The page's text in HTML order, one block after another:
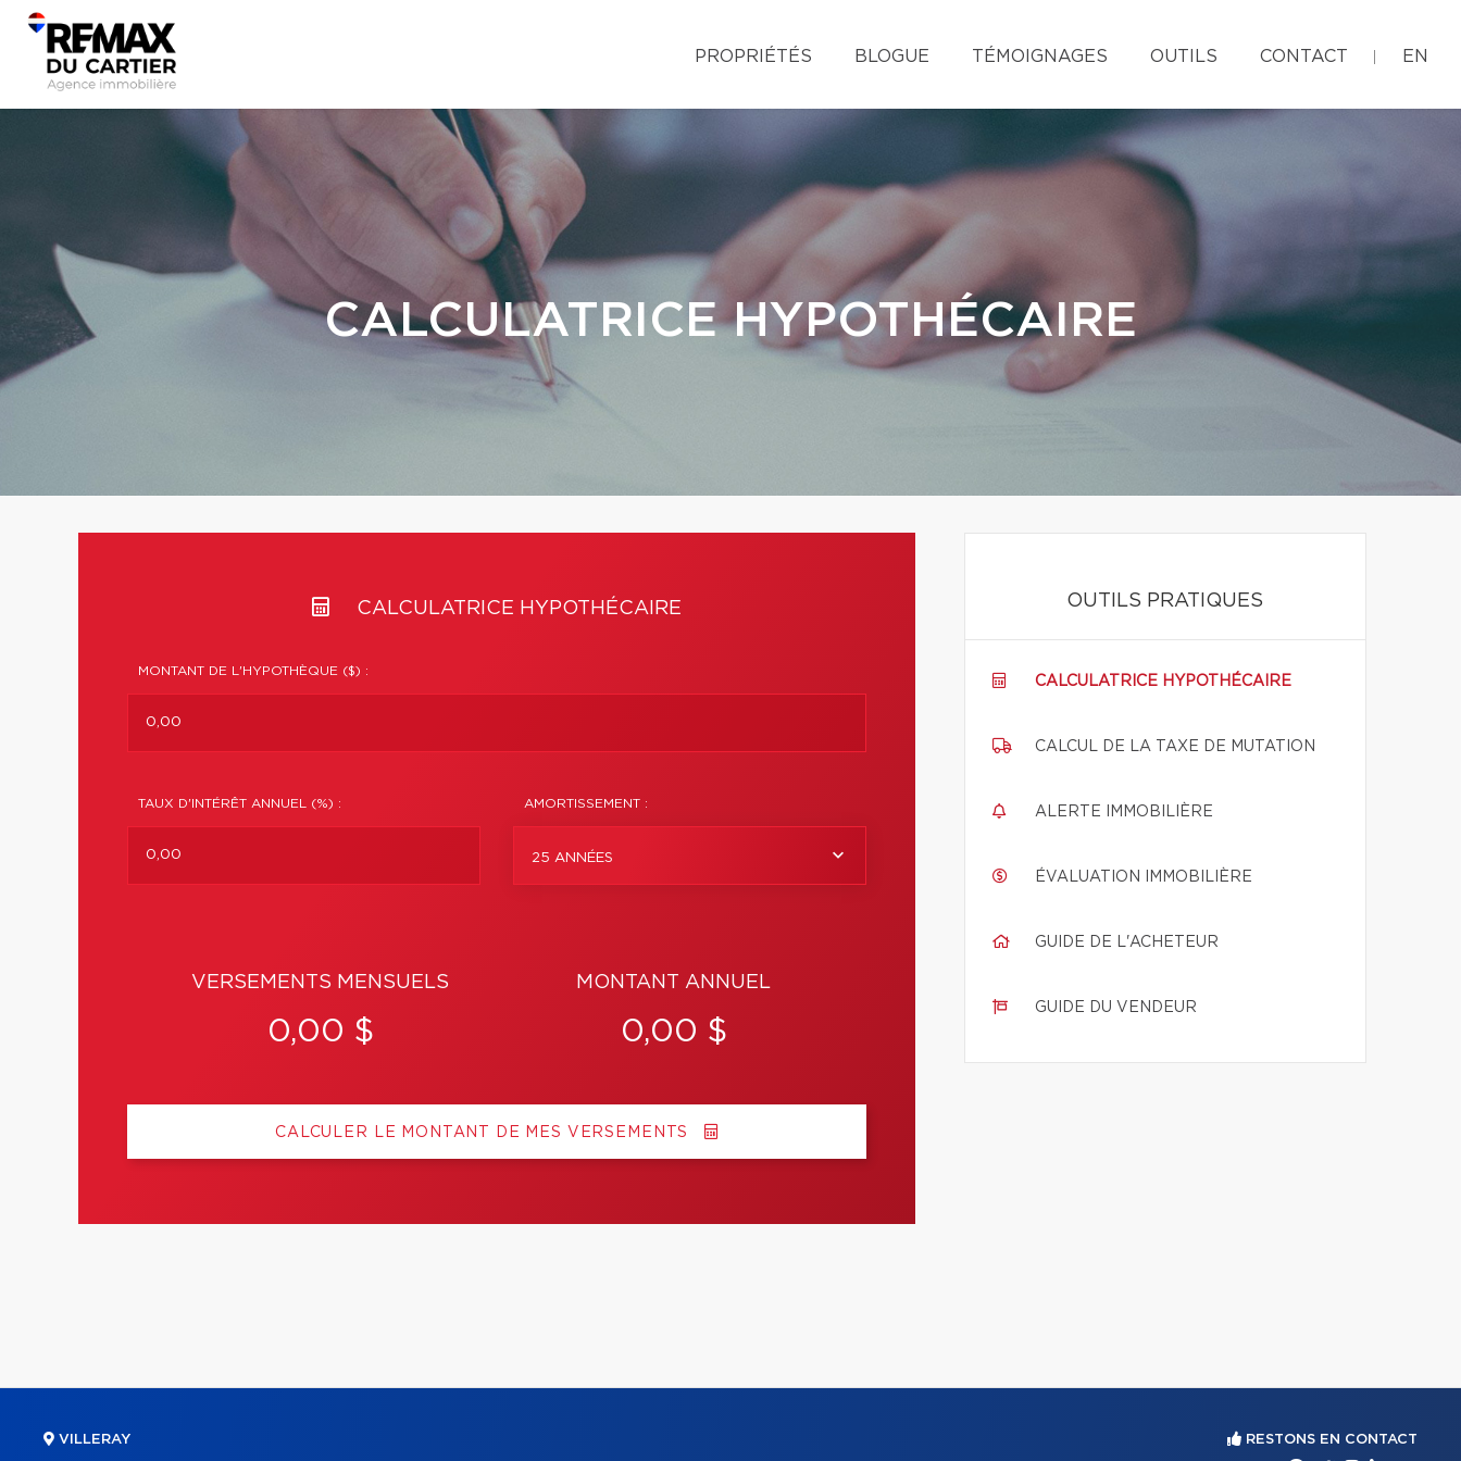
PROPRIÉTÉS BLOGUE TÉMOIGNAGES OUTILS CONTACT EN
CALCULATRICE HYPOTHÉCAIRE
CALCULATRICE HYPOTHÉCAIRE
MONTANT DE L'HYPOTHÈQUE ($) :
TAUX D'INTÉRÊT ANNUEL (%) : AMORTISSEMENT :
25 ANNÉES
VERSEMENTS MENSUELS
0,00 $
MONTANT ANNUEL
0,00 $
CALCULER LE MONTANT DE MES VERSEMENTS
OUTILS PRATIQUES
CALCULATRICE HYPOTHÉCAIRE
CALCUL DE LA TAXE DE MUTATION
ALERTE IMMOBILIÈRE
ÉVALUATION IMMOBILIÈRE
GUIDE DE L'ACHETEUR
GUIDE DU VENDEUR
VILLERAY RESTONS EN CONTACT